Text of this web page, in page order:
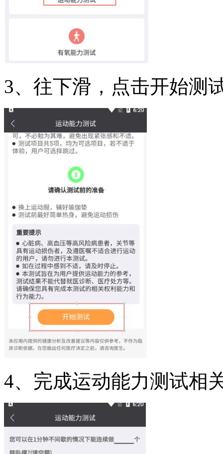
3、往下滑，点击开始测
4、完成运动能力测试相